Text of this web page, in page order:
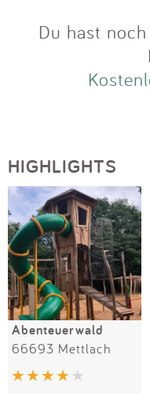
Du hast
HIGHLIGHTS
Abenteuerwald
66693 Mettlach